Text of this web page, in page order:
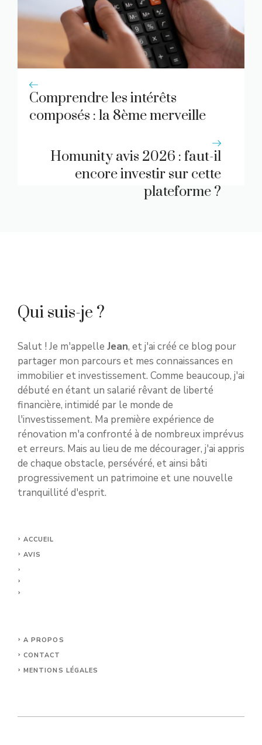
Comprendre les intérêts
composés : la 8ème merveille
Homunity avis 2026 : faut-il
encore investir sur cette
plateforme ?
Qui suis-je ?
Salut ! Je m'appelle Jean, et j'ai créé ce blog pour
partager mon parcours et mes connaissances en
immobilier et investissement. Comme beaucoup, j'ai
débuté en étant un salarié rêvant de liberté
financière, intimidé par le monde de
l'investissement. Ma première expérience de
rénovation m'a confronté à de nombreux imprévus
et erreurs. Mais au lieu de me décourager, j'ai appris
de chaque obstacle, persévéré, et ainsi bâti
progressivement un patrimoine et une nouvelle
tranquillité d'esprit.
ACCUEIL
AVIS
A PROPOS
CONTACT
MENTIONS LÉGALES